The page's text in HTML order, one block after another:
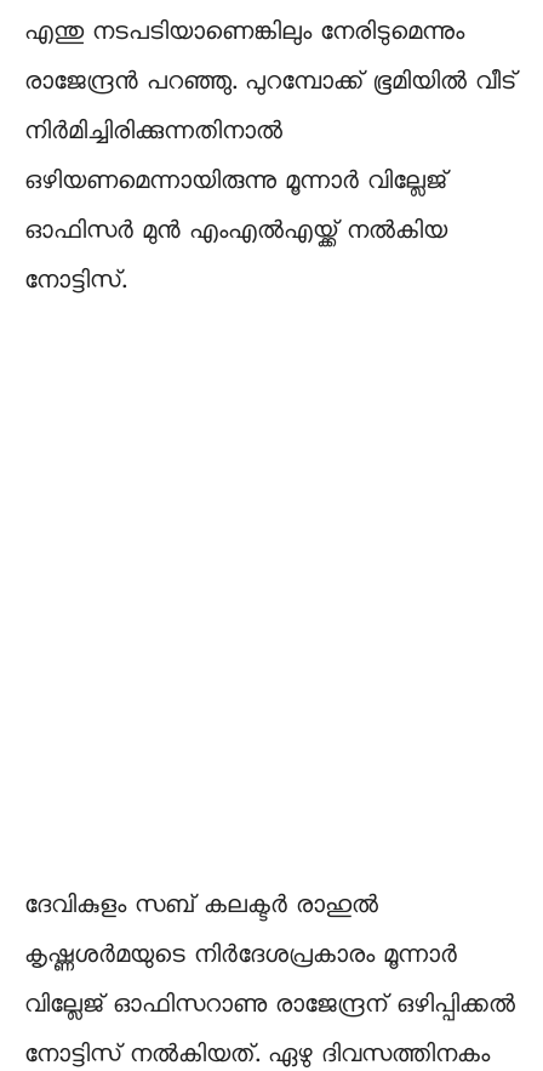
എന്തു നടപടിയാണെങ്കിലും നേരിടുമെന്നും
രാജേന്ദ്രന്‍ പറഞ്ഞു. പുറമ്പോക്ക് ഭൂമിയിൽ വീട്
നിർമിച്ചിരിക്കുന്നതിനാൽ
ഒഴിയണമെന്നായിരുന്നു മൂന്നാർ വില്ലേജ്
ഓഫിസർ മുൻ എംഎൽഎയ്ക്ക് നൽകിയ
നോട്ടിസ്.
ദേവികുളം സബ് കലക്ടർ രാഹുൽ
കൃഷ്ണശർമയുടെ നിർദേശപ്രകാരം മൂന്നാർ
വില്ലേജ് ഓഫിസറാണു രാജേന്ദ്രന് ഒഴിപ്പിക്കൽ
നോട്ടിസ് നൽകിയത്. ഏഴു ദിവസത്തിനകം